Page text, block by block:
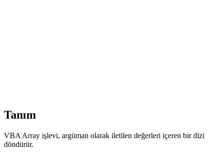
Tanım
VBA Array işlevi, argüman olarak iletilen değerleri içeren bir dizi
döndürür.